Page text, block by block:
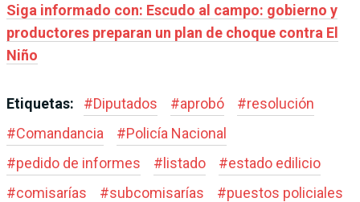
Siga informado con: Escudo al campo: gobierno y
productores preparan un plan de choque contra El
Niño
Etiquetas: #Diputados #aprobó #resolución
#Comandancia #Policía Nacional
#pedido de informes #listado #estado edilicio
#comisarías #subcomisarías #puestos policiales